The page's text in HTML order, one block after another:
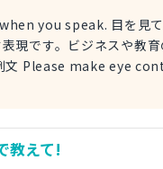
て話して。 「話すときは目を見てね」
現です。ビジネスや
you’re talking. 目
in the eye : 相手の目を見る
to them. 話すときに相
教えて!